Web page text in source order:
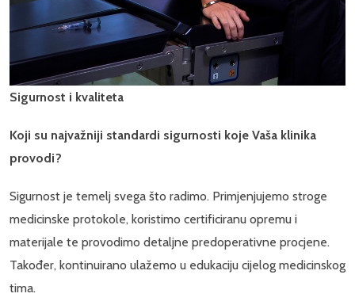
Sigurnost i kvaliteta
Koji su najvažniji standardi sigurnosti koje Vaša klinika
provodi?
Sigurnost je temelj svega što radimo. Primjenjujemo stroge
medicinske protokole, koristimo certificiranu opremu i
materijale te provodimo detaljne predoperativne procjene.
Također, kontinuirano ulažemo u edukaciju cijelog medicinskog
tima.